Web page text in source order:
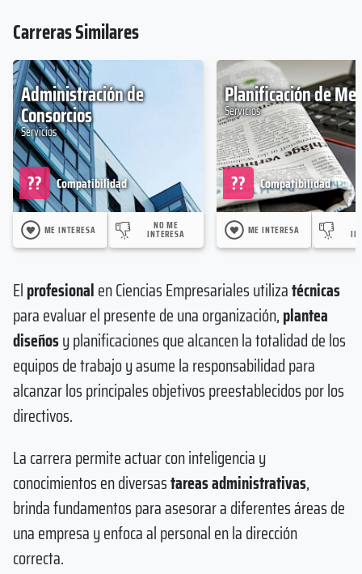
Carreras Similares
Administración de
Consorcios
Servicios
Compatibilidad
??
ME INTERESA NO ME
INTERESA
Planificación de
Servicios
Compatibilidad
??
ME INTERESA
Elprofesionalen Ciencias Empresariales utilizatécnicas
para evaluar el presente de una organización,plantea
diseñosy planificaciones que alcancen la totalidad de los
equipos de trabajo y asume la responsabilidad para
alcanzar los principales objetivos preestablecidos por los
directivos.
La carrera permite actuar con inteligencia y
conocimientos en diversastareas administrativas,
brinda fundamentos para asesorar a diferentes áreas de
una empresa y enfoca al personal en la dirección
correcta.